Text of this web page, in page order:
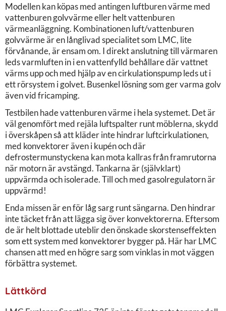
Modellen kan köpas med antingen luftburen värme med
vattenburen golvvärme eller helt vattenburen
värmeanläggning. Kombinationen luft/vattenburen
golvvärme är en långlivad specialitet som LMC, lite
förvånande, är ensam om. I direkt anslutning till värmaren
leds varmluften in i en vattenfylld behållare där vattnet
värms upp och med hjälp av en cirkulationspump leds ut i
ett rörsystem i golvet. Busenkel lösning som ger varma golv
även vid fricamping.
Testbilen hade vattenburen värme i hela systemet. Det är
väl genomfört med rejäla luftspalter runt möblerna, skydd
i överskåpen så att kläder inte hindrar luftcirkulationen,
med konvektorer även i kupén och där
defrostermunstyckena kan mota kallras från framrutorna
när motorn är avstängd. Tankarna är (självklart)
uppvärmda och isolerade. Till och med gasolregulatorn är
uppvärmd!
Enda missen är en för låg sarg runt sängarna. Den hindrar
inte täcket från att lägga sig över konvektorerna. Eftersom
de är helt blottade uteblir den önskade skorstenseffekten
som ett system med konvektorer bygger på. Här har LMC
chansen att med en högre sarg som vinklas in mot väggen
förbättra systemet.
Lättkörd